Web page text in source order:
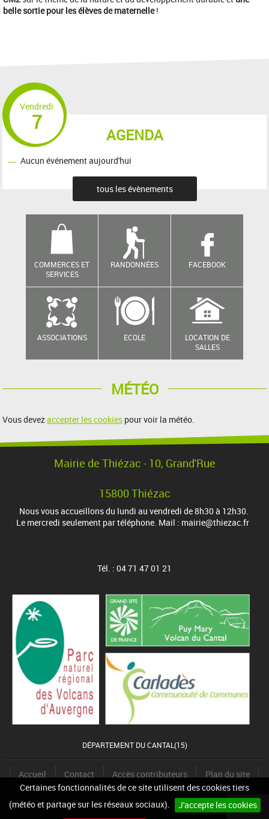
Certaines fonctionnalités de ce site utilisent des cookies tiers
(météo et partage sur les réseaux sociaux).
J'accepte les cookies
belle sortie pour les élèves de maternelle!
AGENDA
Vendredi
7
Aucun événement aujourd'hui
tous les évènements
COMMERCES ET
SERVICES
RANDONNÉES FACEBOOK
ASSOCIATIONS ECOLE
LOCATION DE
SALLES
MÉTÉO
Vous devezaccepter les cookies pour voir la météo.
Mairie de Thiézac - 10, Grand'Rue
15800 Thiézac
Nous vous accueillons du lundi au vendredi de 8h30 à 12h30.
Le mercredi seulement par téléphone. Mail : mairie@thiezac.fr
Tél. : 04 71 47 01 21
DÉPARTEMENT DU CANTAL(15)
Accueil Contact Accès contributeurs Plan du site
Accessibilité Cookies